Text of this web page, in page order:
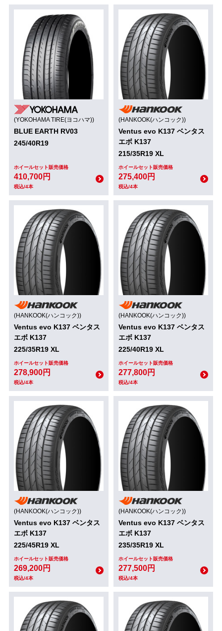
(YOKOHAMA TIRE(ヨコハマ))
BLUE EARTH RV03
245/40R19
ホイールセット販売価格
410,700円
税込/4本
(HANKOOK(ハンコック))
Ventus evo K137 ベンタス
エボ K137
215/35R19 XL
ホイールセット販売価格
275,400円
税込/4本
(HANKOOK(ハンコック))
Ventus evo K137 ベンタス
エボ K137
225/35R19 XL
ホイールセット販売価格
278,900円
税込/4本
(HANKOOK(ハンコック))
Ventus evo K137 ベンタス
エボ K137
225/40R19 XL
ホイールセット販売価格
277,800円
税込/4本
(HANKOOK(ハンコック))
Ventus evo K137 ベンタス
エボ K137
225/45R19 XL
ホイールセット販売価格
269,200円
税込/4本
(HANKOOK(ハンコック))
Ventus evo K137 ベンタス
エボ K137
235/35R19 XL
ホイールセット販売価格
277,500円
税込/4本